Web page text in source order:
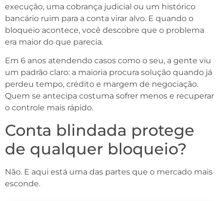
execução, uma cobrança judicial ou um histórico
bancário ruim para a conta virar alvo. E quando o
bloqueio acontece, você descobre que o problema
era maior do que parecia.
Em 6 anos atendendo casos como o seu, a gente viu
um padrão claro: a maioria procura solução quando já
perdeu tempo, crédito e margem de negociação.
Quem se antecipa costuma sofrer menos e recuperar
o controle mais rápido.
Conta blindada protege
de qualquer bloqueio?
Não. E aqui está uma das partes que o mercado mais
esconde.